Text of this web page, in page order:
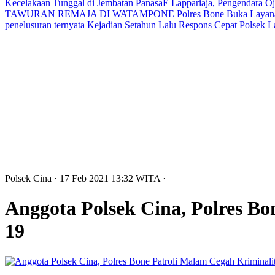
Kecelakaan Tunggal di Jembatan PanasaE Lappariaja, Pengendara
TAWURAN REMAJA DI WATAMPONE Polres Bone Buka
penelusuran ternyata Kejadian Setahun Lalu Respons Cepat Polsek
Polsek Cina · 17 Feb 2021 13:32 WITA ·
Anggota Polsek Cina, Polres
19